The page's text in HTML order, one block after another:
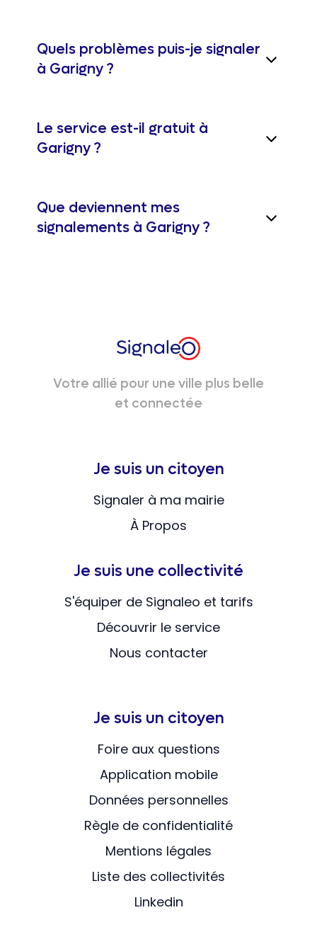
Quels problèmes puis-je signaler
à Garigny ?
Le service est-il gratuit à
Garigny ?
Que deviennent mes
signalements à Garigny ?
Votre allié pour une ville plus belle
et connectée
Je suis un citoyen
Signaler à ma mairie
À Propos
Je suis une collectivité
S'équiper de Signaleo et tarifs
Découvrir le service
Nous contacter
Je suis un citoyen
Foire aux questions
Application mobile
Données personnelles
Règle de confidentialité
Mentions légales
Liste des collectivités
Linkedin